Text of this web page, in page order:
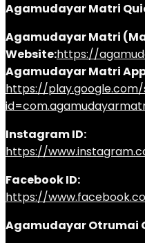
Agamudayar Matri
Agamudayar Matri
Website:https://
Agamudayar Matri
https://
Instagram ID:
https://
Facebook ID:
https://
Agamudayar Otrumai